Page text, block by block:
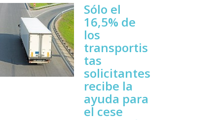
Sólo el
16,5% de
los
transportis
tas
solicitantes
recibe la
ayuda para
el cese